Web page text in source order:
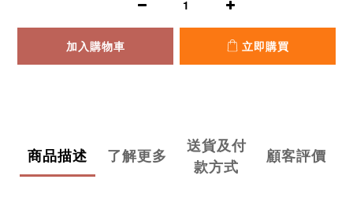
加入購物車 立即購買
商品描述 了解更多
送貨及付
款方式
顧客評價